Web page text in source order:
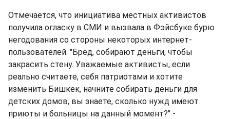
Отмечается, что инициатива местных активистов
получила огласку в СМИ и вызвала в Фэйсбуке бурю
негодования со стороны некоторых интернет-
пользователей. "Бред, собирают деньги, чтобы
закрасить стену. Уважаемые активисты, если
реально считаете, себя патриотами и хотите
изменить Бишкек, начните собирать деньги для
детских домов, вы знаете, сколько нужд имеют
приюты и больницы на данный момент?" -